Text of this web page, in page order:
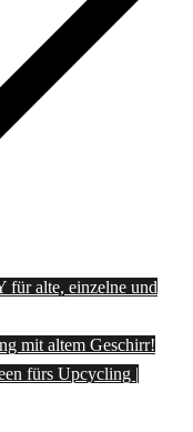
für alte, einzelne und
mit altem Geschirr!
fürs Upcycling |